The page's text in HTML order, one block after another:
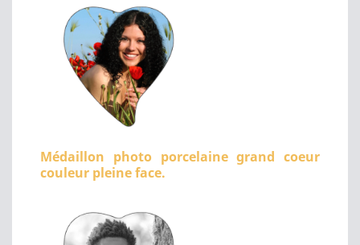
Médaillon photo porcelaine grand coeur
couleur pleine face.